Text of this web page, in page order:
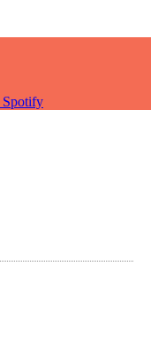
Spotify